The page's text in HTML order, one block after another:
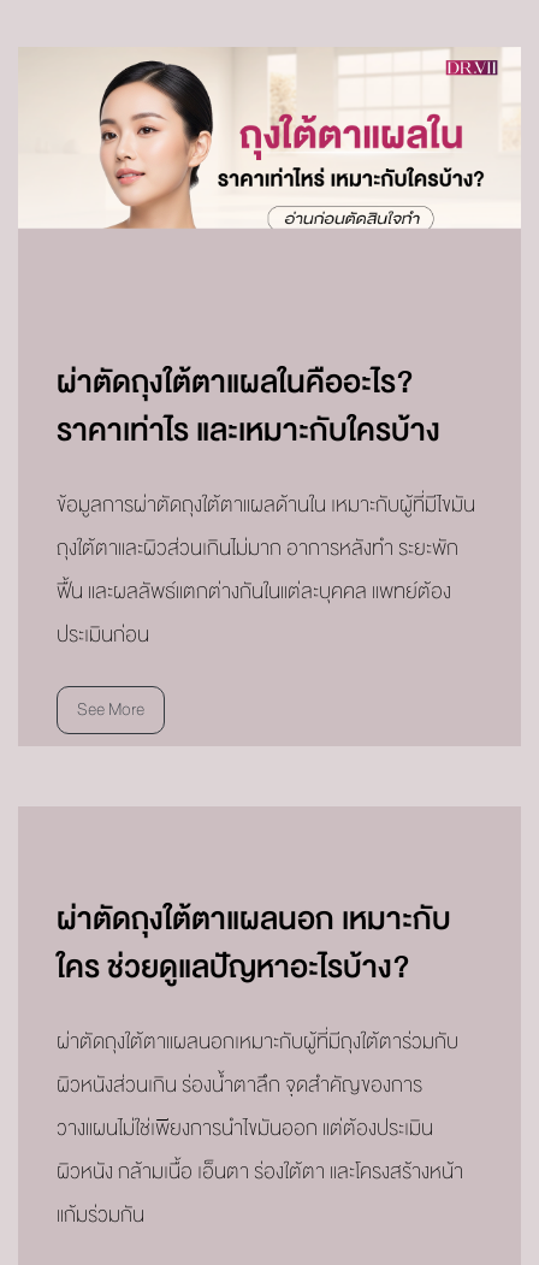
ผ่าตัดถุงใต้ตาแผลในคืออะไร?
ราคาเท่าไร และเหมาะกับใครบ้าง
ข้อมูลการผ่าตัดถุงใต้ตาแผลด้านใน เหมาะกับผู้ที่มีไขมัน
ถุงใต้ตาและผิวส่วนเกินไม่มาก อาการหลังทำ ระยะพัก
ฟื้น และผลลัพธ์แตกต่างกันในแต่ละบุคคล แพทย์ต้อง
ประเมินก่อน
See More
ผ่าตัดถุงใต้ตาแผลนอก เหมาะกับ
ใคร ช่วยดูแลปัญหาอะไรบ้าง?
ผ่าตัดถุงใต้ตาแผลนอกเหมาะกับผู้ที่มีถุงใต้ตาร่วมกับ
ผิวหนังส่วนเกิน ร่องน้ำตาลึก จุดสำคัญของการ
วางแผนไม่ใช่เพียงการนำไขมันออก แต่ต้องประเมิน
ผิวหนัง กล้ามเนื้อ เอ็นตา ร่องใต้ตา และโครงสร้างหน้า
แก้มร่วมกัน